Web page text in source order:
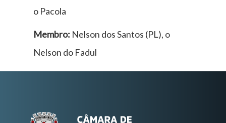
o Pacola
Membro: Nelson dos Santos (PL), o
Nelson do Fadul